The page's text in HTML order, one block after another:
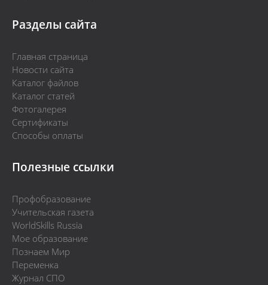
Разделы сайта
Главная страница
Новости сайта
Каталог файлов
Каталог статей
Фотогалерея
Сертификаты
Способы оплаты
Полезные ссылки
Профобразование
Учительская газета
WorldSkills Russia
Мое образование
Познаем Мир
Переменка
Журнал СПО